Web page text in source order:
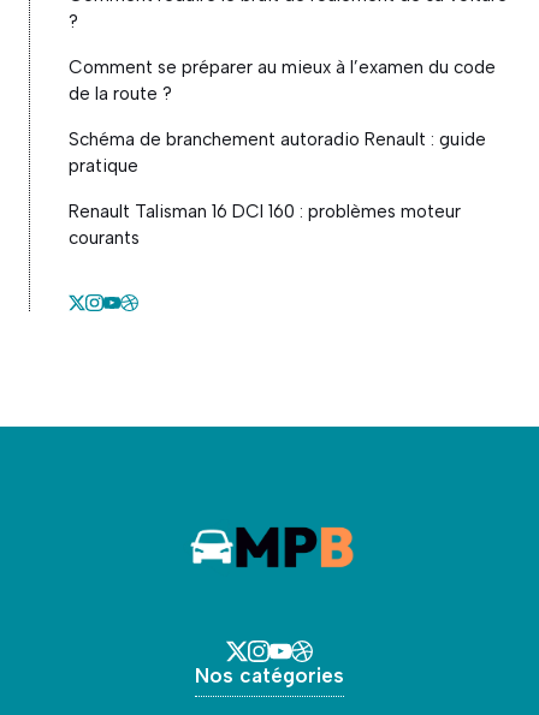
?
Comment se préparer au mieux à l’examen du code
de la route ?
Schéma de branchement autoradio Renault : guide
pratique
Renault Talisman 16 DCI 160 : problèmes moteur
courants
Nos catégories